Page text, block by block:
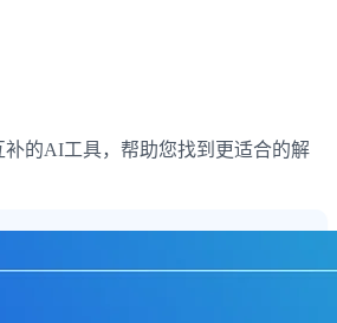
的AI工具，帮助您找到更适合的解